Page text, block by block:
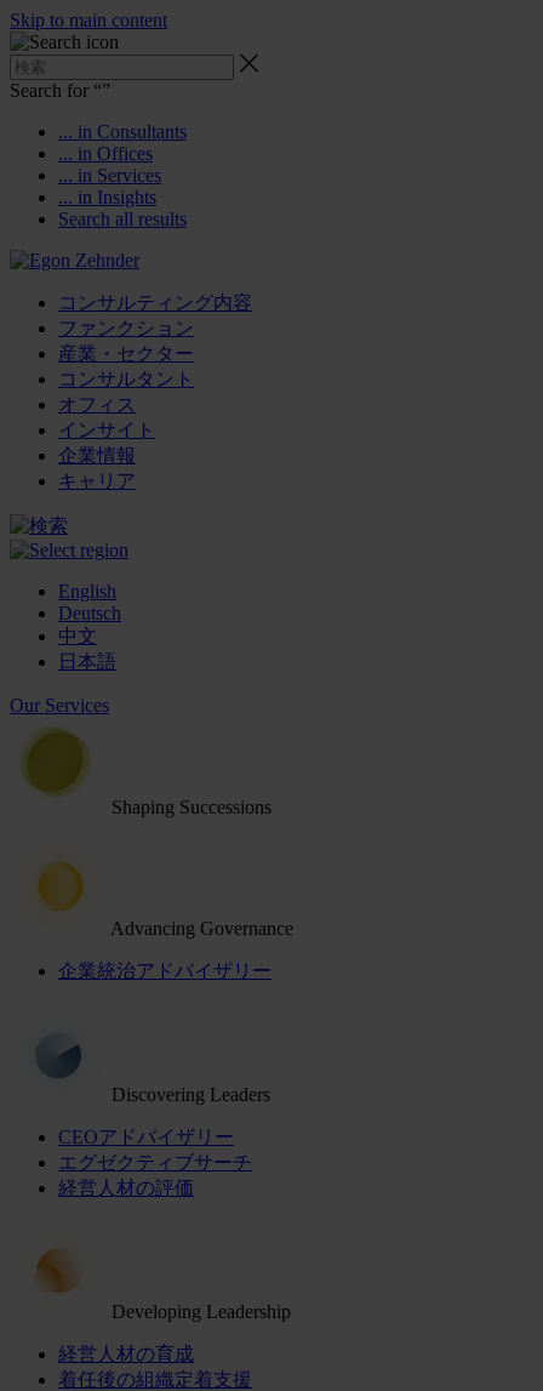
Skip to main content
Search for “”
... in Consultants
... in Offices
... in Services
... in Insights
Search all results
コンサルティング内容
ファンクション
産業・セクター
コンサルタント
オフィス
インサイト
企業情報
キャリア
English
Deutsch
中文
日本語
Our Services
Shaping Successions
Advancing Governance
企業統治アドバイザリー
Discovering Leaders
CEOアドバイザリー
エグゼクティブサーチ
経営人材の評価
Developing Leadership
経営人材の育成
着任後の組織定着支援